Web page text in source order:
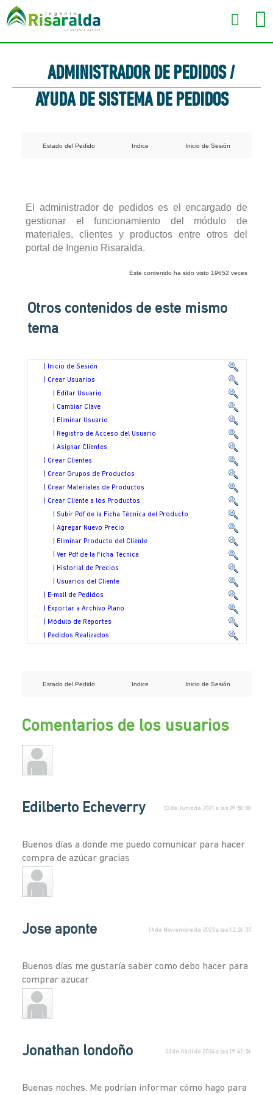
ADMINISTRADOR DE PEDIDOS /
AYUDA DE SISTEMA DE PEDIDOS
Estado del Pedido Inicio de Sesión
Indice
El administrador de pedidos es el encargado de
gestionar el funcionamiento del módulo de
materiales, clientes y productos entre otros del
portal de Ingenio Risaralda.
Este contenido ha sido visto 19652 veces
Otros contenidos de este mismo
tema
| Inicio de Sesión
| Crear Usuarios
| Editar Usuario
| Cambiar Clave
| Eliminar Usuario
| Registro de Acceso del Usuario
| Asignar Clientes
| Crear Clientes
| Crear Grupos de Productos
| Crear Materiales de Productos
| Crear Cliente a los Productos
| Subir Pdf de la Ficha Técnica del Producto
| Agregar Nuevo Precio
| Eliminar Producto del Cliente
| Ver Pdf de la Ficha Técnica
| Historial de Precios
| Usuarios del Cliente
| E-mail de Pedidos
| Exportar a Archivo Plano
| Módulo de Reportes
| Pedidos Realizados
Estado del Pedido Inicio de Sesión
Indice
Comentarios de los usuarios
Edilberto Echeverry 03 de Junio de 2021 a las 09:58:08
Buenos días a donde me puedo comunicar para hacer
compra de azúcar gracias
Jose aponte 14 de Noviembre de 2023 a las 12:26:37
Buenos días me gustaría saber como debo hacer para
comprar azucar
Jonathan londoño 03 de Abril de 2024 a las 19:41:06
Buenas noches. Me podrían informar cómo hago para